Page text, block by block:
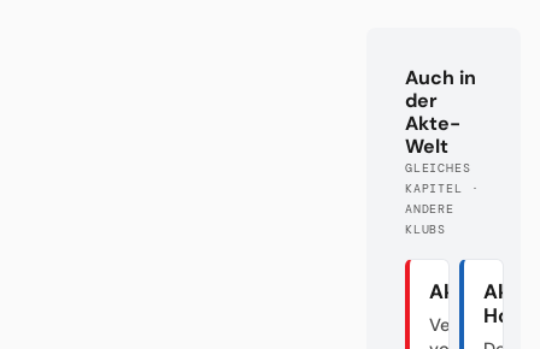
Auch in
der
Akte-
Welt
GLEICHES
KAPITEL ·
ANDERE
KLUBS
Akte Union
Verraten
Akte